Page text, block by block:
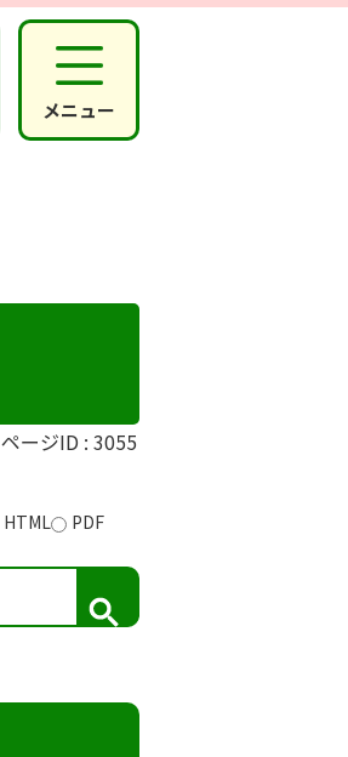
メニュー
ページID : 3055
HTML PDF
検
索